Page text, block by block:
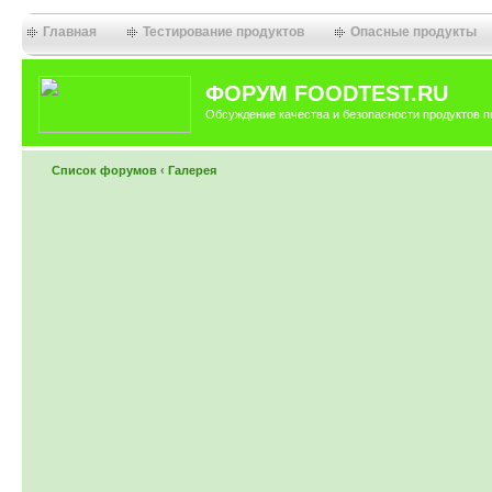
Главная Тестирование продуктов Опасные продукты
ФОРУМ FOODTEST.RU
Обсуждение качества и безопасности продуктов
Список форумов ‹ Галерея